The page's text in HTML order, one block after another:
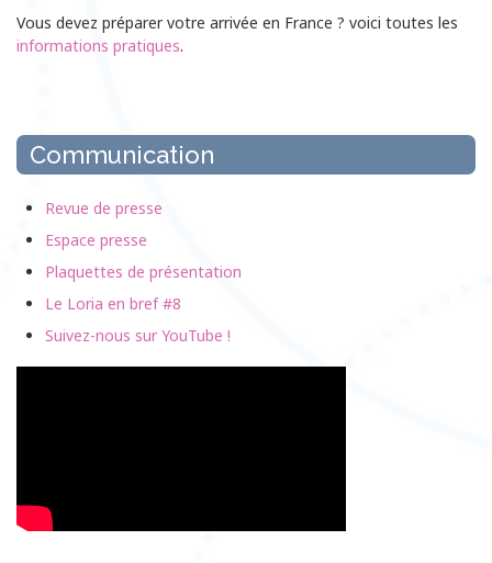
Vous devez préparer votre arrivée en France ? voici toutes les
informations pratiques.
Communication
Revue de presse
Espace presse
Plaquettes de présentation
Le Loria en bref #8
Suivez-nous sur YouTube !